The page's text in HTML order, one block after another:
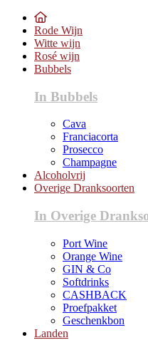
Rode Wijn
Witte wijn
Rosé wijn
Bubbels
In Bubbels
Cava
Franciacorta
Prosecco
Champagne
Alcoholvrij
Overige Dranksoorten
In Overige
Port Wine
Orange Wine
GIN & Co
Softdrinks
CASHBACK
Proefpakket
Geschenkbon
Landen